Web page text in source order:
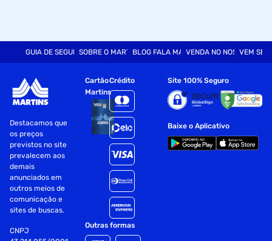
GUIA DE SEGURANÇASOBRE O MARTINSBLOG FALA MARTVENDA NO NOSSO SITE
VEM SER
Destacamos que
os preços
previstos no site
prevalecem aos
demais
anunciados em
outros meios de
comunicação e
sites de buscas.
CNPJ
Cartão
Martins
Crédito
Outras formas
Site 100% Seguro
Baixe o Aplicativo